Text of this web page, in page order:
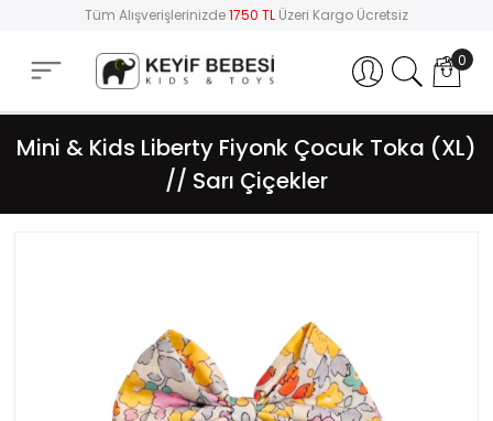
Tüm Alışverişlerinizde1750 TL Üzeri Kargo Ücretsiz
Hesabım 0
Mini & Kids Liberty Fiyonk Çocuk Toka (XL)
// Sarı Çiçekler